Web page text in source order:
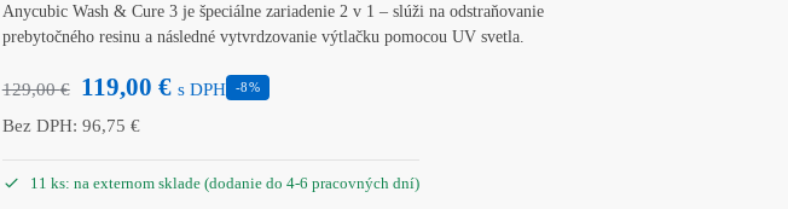
129,00€ 119,00 € s DPH -8%
Bez DPH: 96,75 €
Anycubic Wash & Cure 3 je špeciálne zariadenie 2 v 1 – slúži na odstraňovanie
prebytočného resinu a následné vytvrdzovanie výtlačku pomocou UV svetla.
11 ks: na externom sklade (dodanie do 4-6 pracovných dní)